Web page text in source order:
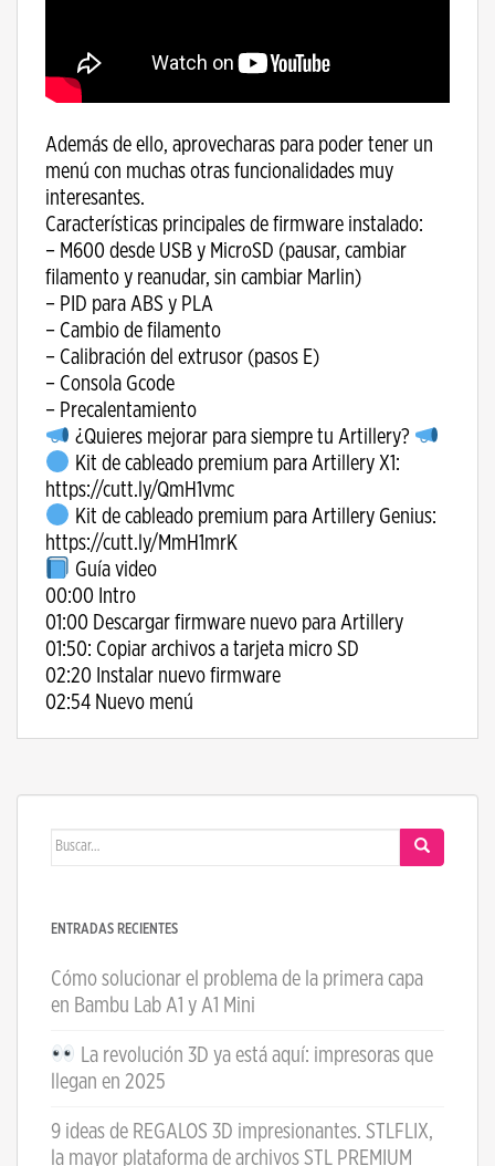
Además de ello, aprovecharas para poder tener un
menú con muchas otras funcionalidades muy
interesantes.
Características principales de firmware instalado:
– M600 desde USB y MicroSD (pausar, cambiar
filamento y reanudar, sin cambiar Marlin)
– PID para ABS y PLA
– Cambio de filamento
– Calibración del extrusor (pasos E)
– Consola Gcode
– Precalentamiento
¿Quieres mejorar para siempre tu Artillery?
Kit de cableado premium para Artillery X1:
https://cutt.ly/QmH1vmc
Kit de cableado premium para Artillery Genius:
https://cutt.ly/MmH1mrK
Guía video
00:00 Intro
01:00 Descargar firmware nuevo para Artillery
01:50: Copiar archivos a tarjeta micro SD
02:20 Instalar nuevo firmware
02:54 Nuevo menú
Buscar:
ENTRADAS RECIENTES
Cómo solucionar el problema de la primera capa
en Bambu Lab A1 y A1 Mini
La revolución 3D ya está aquí: impresoras que
llegan en 2025
9 ideas de REGALOS 3D impresionantes. STLFLIX,
la mayor plataforma de archivos STL PREMIUM